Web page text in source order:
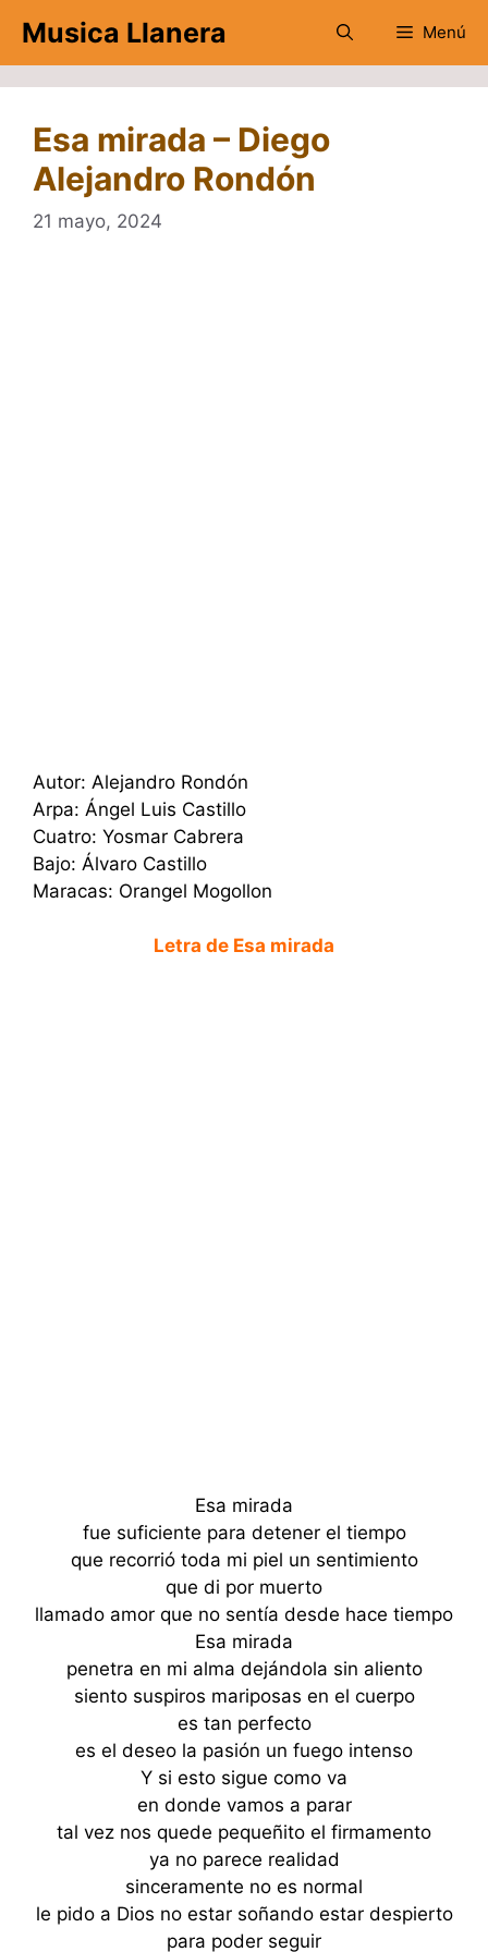
contenido
Musica Llanera Menú
Esa mirada – Diego
Alejandro Rondón
21 mayo, 2024
Autor: Alejandro Rondón
Arpa: Ángel Luis Castillo
Cuatro: Yosmar Cabrera
Bajo: Álvaro Castillo
Maracas: Orangel Mogollon
Letra de Esa mirada
Esa mirada
fue suficiente para detener el tiempo
que recorrió toda mi piel un sentimiento
que di por muerto
llamado amor que no sentía desde hace tiempo
Esa mirada
penetra en mi alma dejándola sin aliento
siento suspiros mariposas en el cuerpo
es tan perfecto
es el deseo la pasión un fuego intenso
Y si esto sigue como va
en donde vamos a parar
tal vez nos quede pequeñito el firmamento
ya no parece realidad
sinceramente no es normal
le pido a Dios no estar soñando estar despierto
para poder seguir